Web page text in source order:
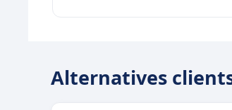
Alternatives